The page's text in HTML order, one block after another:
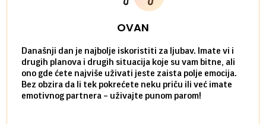
OVAN
Današnji dan je najbolje iskoristiti za ljubav. Imate vi i
drugih planova i drugih situacija koje su vam bitne, ali
ono gde ćete najviše uživati jeste zaista polje emocija.
Bez obzira da li tek pokrećete neku priču ili već imate
emotivnog partnera – uživajte punom parom!